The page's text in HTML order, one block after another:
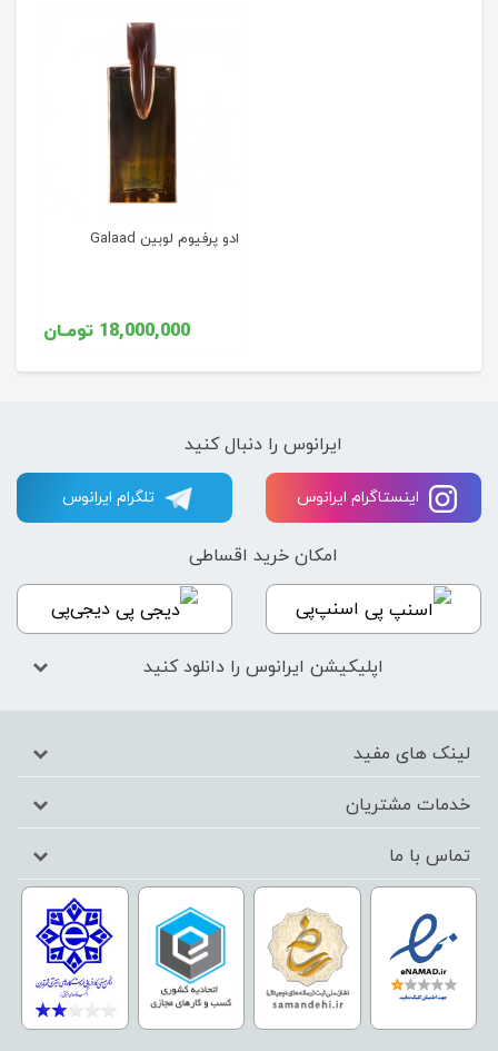
ادو پرفیوم لوبین Galaad
18,000,000 تومـان
ایرانوس را دنبال کنید
تلگرام ایرانوس اینستاگرام ایرانوس
امکان خرید اقساطی
اسنپ‌پی دیجی‌پی
اپلیکیشن ایرانوس را دانلود کنید
لینک های مفید
خدمات مشتریان
تماس با ما